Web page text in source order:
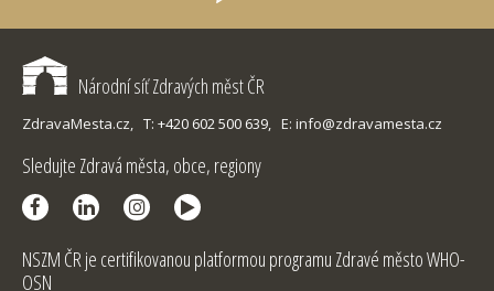
Národní síť Zdravých měst ČR
ZdravaMesta.cz, T: +420 602 500 639, E: info@zdravamesta.cz
Sledujte Zdravá města, obce, regiony
NSZM ČR je certifikovanou platformou programu Zdravé město WHO-
OSN